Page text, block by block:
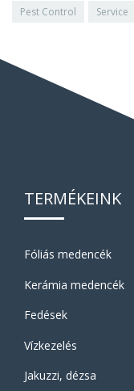
Pest Control
Service
TERMÉKEINK
Fóliás medencék
Kerámia medencék
Fedések
Vízkezelés
Jakuzzi, dézsa